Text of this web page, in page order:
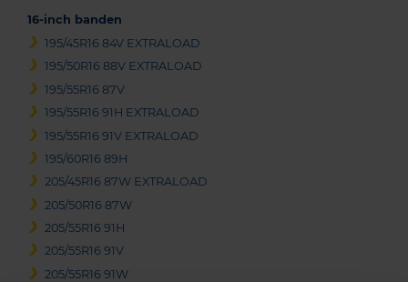
16-inch banden
195/45R16 84V EXTRALOAD
195/50R16 88V EXTRALOAD
195/55R16 87V
195/55R16 91H EXTRALOAD
195/55R16 91V EXTRALOAD
195/60R16 89H
205/45R16 87W EXTRALOAD
205/50R16 87W
205/55R16 91H
205/55R16 91V
205/55R16 91W